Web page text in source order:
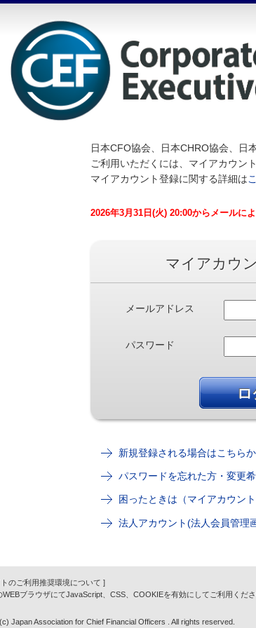
日本CFO協会、日本CHRO協会、日
ご利用いただくには、マイアカウン
マイアカウント登録に関する詳細は
2026年3月31日(火) 20:00からメールに
マイアカウ
メールアドレス
パスワード
新規登録される場合はこちら
パスワードを忘れた方・変更
困ったときは（マイアカウン
法人アカウント(法人会員管理
のご利用推奨環境について ]
WEBブラウザにてJavaScript、CSS、COOKIEを有効にしてご利用くださ
Japan Association for Chief Financial Officers . All rights reserved.